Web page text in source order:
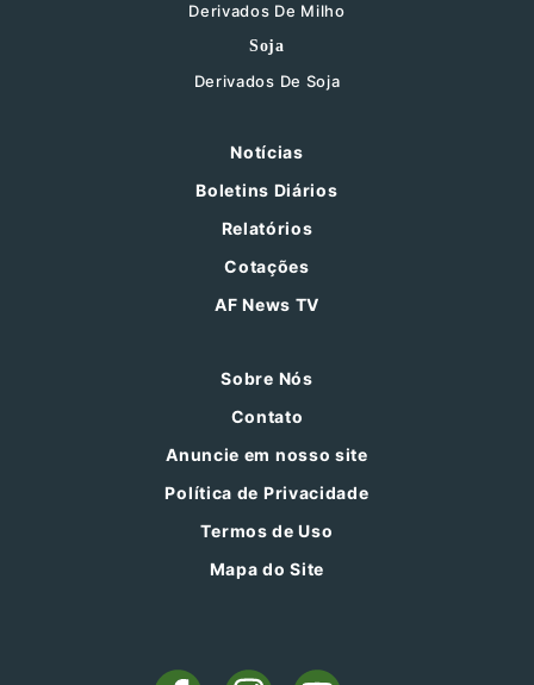
Derivados De Milho
Soja
Derivados De Soja
Notícias
Boletins Diários
Relatórios
Cotações
AF News TV
Sobre Nós
Contato
Anuncie em nosso site
Política de Privacidade
Termos de Uso
Mapa do Site